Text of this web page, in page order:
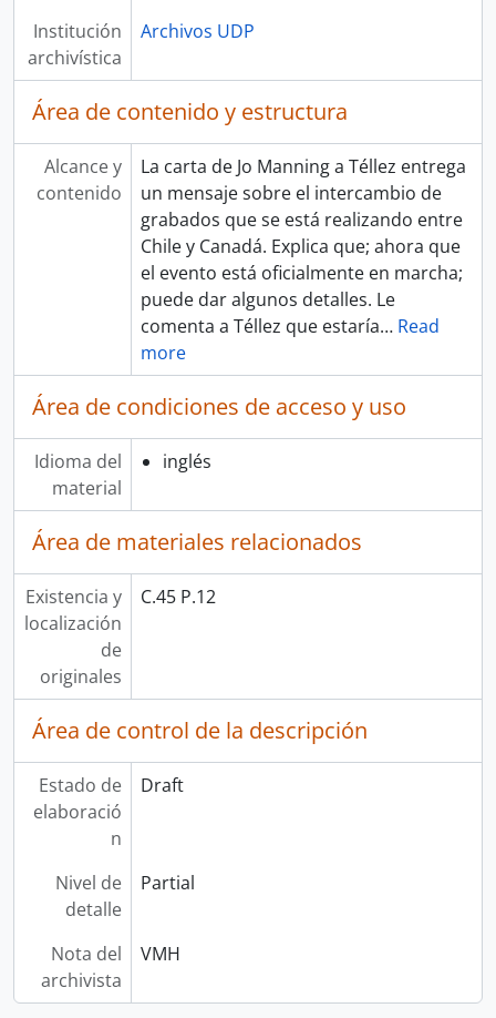
Institución
archivística
Archivos UDP
Área de contenido y estructura
Alcance y
contenido
La carta de Jo Manning a Téllez entrega
un mensaje sobre el intercambio de
grabados que se está realizando entre
Chile y Canadá. Explica que; ahora que
el evento está oficialmente en marcha;
puede dar algunos detalles. Le
comenta a Téllez que estaría… Read
more
Área de condiciones de acceso y uso
Idioma del
material
inglés
Área de materiales relacionados
Existencia y
localización
de
originales
C.45 P.12
Área de control de la descripción
Estado de
elaboració
n
Draft
Nivel de
detalle
Partial
Nota del
archivista
VMH